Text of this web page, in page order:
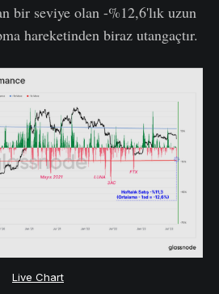
bir seviye olan -%12,6'lık uzun
hareketinden biraz utangaçtır.
Live Chart